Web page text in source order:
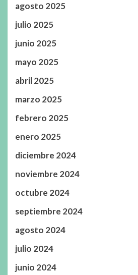
agosto 2025
julio 2025
junio 2025
mayo 2025
abril 2025
marzo 2025
febrero 2025
enero 2025
diciembre 2024
noviembre 2024
octubre 2024
septiembre 2024
agosto 2024
julio 2024
junio 2024